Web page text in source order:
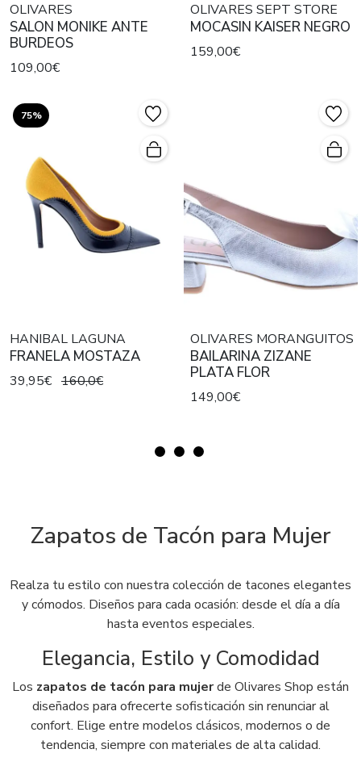
OLIVARES
SALON MONIKE ANTE
BURDEOS
109,00€
OLIVARES SEPT STORE
MOCASIN KAISER NEGRO
159,00€
75%
HANIBAL LAGUNA
FRANELA MOSTAZA
39,95€ 160,0€
OLIVARES MORANGUITOS
BAILARINA ZIZANE
PLATA FLOR
149,00€
Zapatos de Tacón para Mujer
Realza tu estilo con nuestra colección de tacones elegantes
y cómodos. Diseños para cada ocasión: desde el día a día
hasta eventos especiales.
Elegancia, Estilo y Comodidad
Los zapatos de tacón para mujerde Olivares Shop están
diseñados para ofrecerte sofisticación sin renunciar al
confort. Elige entre modelos clásicos, modernos o de
tendencia, siempre con materiales de alta calidad.